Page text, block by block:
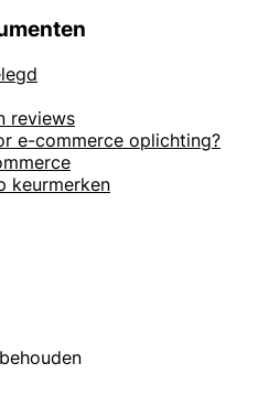
reviews
e-commerce oplichting?
keurmerken